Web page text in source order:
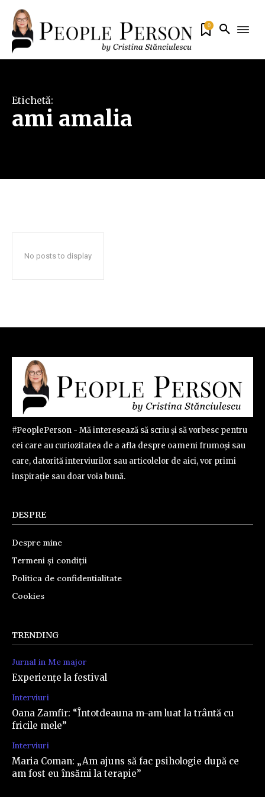
0
Etichetă:
ami amalia
No posts to display
#PeoplePerson - Mă interesează să scriu și să vorbesc pentru
cei care au curiozitatea de a afla despre oameni frumoși sau
care, datorită interviurilor sau articolelor de aici, vor primi
inspirație sau doar voia bună.
DESPRE
Despre mine
Termeni și condiții
Politica de confidentialitate
Cookies
TRENDING
Jurnal in Me major
Experiențe la festival
Interviuri
Oana Zamfir: “Întotdeauna m-am luat la trântă cu
fricile mele”
Interviuri
Maria Coman: „Am ajuns să fac psihologie după ce
am fost eu însămi la terapie”